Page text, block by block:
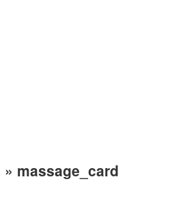
» massage_card